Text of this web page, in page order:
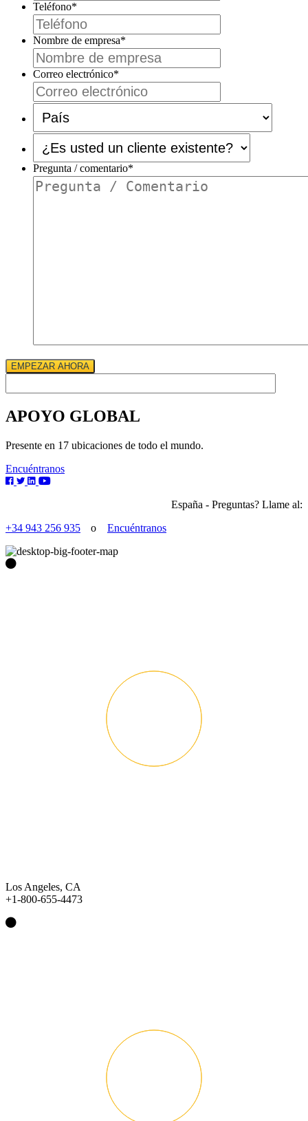
Teléfono*
Nombre de empresa*
Correo electrónico*
País*
¿Es
usted
un
cliente
existente?
*
Pregunta / comentario*
EMPEZAR AHORA
APOYO GLOBAL
Presente en 17 ubicaciones de todo el mundo.
Encuéntranos
España - Preguntas? Llame al:
+34 943 256 935
o Encuéntranos
Los Angeles, CA
+1-800-655-4473